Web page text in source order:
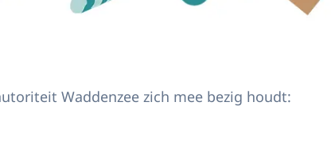
Waddenzee zich mee bezig houdt: